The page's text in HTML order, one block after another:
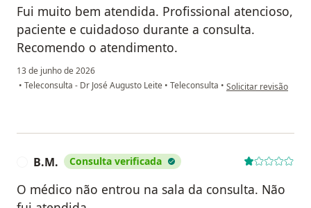
Fui muito bem atendida. Profissional atencioso,
paciente e cuidadoso durante a consulta.
Recomendo o atendimento.
13 de junho de 2026
• Teleconsulta - Dr José Augusto Leite • Teleconsulta • na opinião do
Solicitar revisão
B.M. Consulta verificada
O médico não entrou na sala da consulta. Não